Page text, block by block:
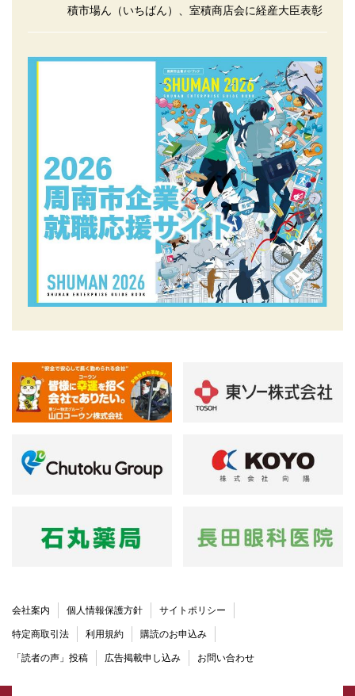
積市場ん（いちばん）、室積商店会に経産大臣表彰
会社案内 個人情報保護方針 サイトポリシー
特定商取引法 利用規約 購読のお申込み
「読者の声」投稿 広告掲載申し込み お問い合わせ